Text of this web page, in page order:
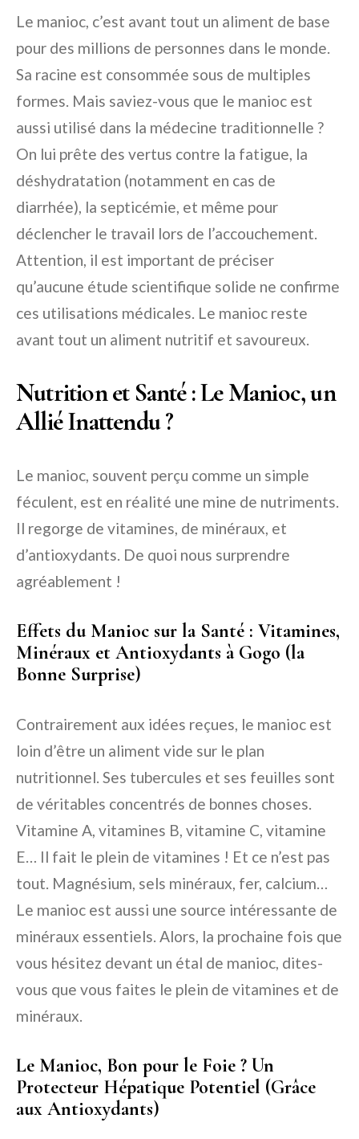
Le manioc, c’est avant tout un aliment de base
pour des millions de personnes dans le monde.
Sa racine est consommée sous de multiples
formes. Mais saviez-vous que le manioc est
aussi utilisé dans la médecine traditionnelle ?
On lui prête des vertus contre la fatigue, la
déshydratation (notamment en cas de
diarrhée), la septicémie, et même pour
déclencher le travail lors de l’accouchement.
Attention, il est important de préciser
qu’aucune étude scientifique solide ne confirme
ces utilisations médicales. Le manioc reste
avant tout un aliment nutritif et savoureux.
Nutrition et Santé : Le Manioc, un
Allié Inattendu ?
Le manioc, souvent perçu comme un simple
féculent, est en réalité une mine de nutriments.
Il regorge de vitamines, de minéraux, et
d’antioxydants. De quoi nous surprendre
agréablement !
Effets du Manioc sur la Santé : Vitamines,
Minéraux et Antioxydants à Gogo (la
Bonne Surprise)
Contrairement aux idées reçues, le manioc est
loin d’être un aliment vide sur le plan
nutritionnel. Ses tubercules et ses feuilles sont
de véritables concentrés de bonnes choses.
Vitamine A, vitamines B, vitamine C, vitamine
E… Il fait le plein de vitamines ! Et ce n’est pas
tout. Magnésium, sels minéraux, fer, calcium…
Le manioc est aussi une source intéressante de
minéraux essentiels. Alors, la prochaine fois que
vous hésitez devant un étal de manioc, dites-
vous que vous faites le plein de vitamines et de
minéraux.
Le Manioc, Bon pour le Foie ? Un
Protecteur Hépatique Potentiel (Grâce
aux Antioxydants)